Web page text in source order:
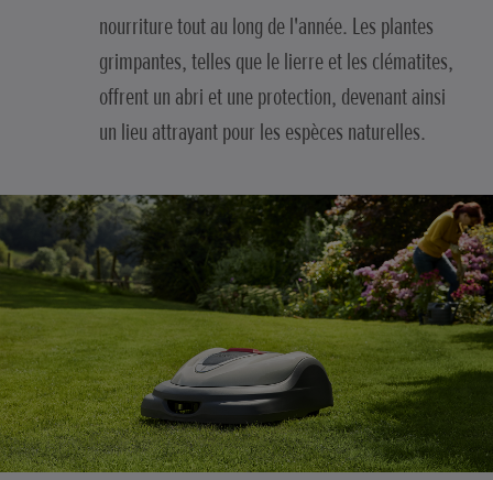
nourriture tout au long de l'année. Les plantes
grimpantes, telles que le lierre et les clématites,
offrent un abri et une protection, devenant ainsi
un lieu attrayant pour les espèces naturelles.